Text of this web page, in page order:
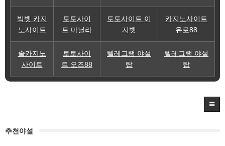
빅벳 카지
노사이트
토토사이
트 마닐라
토토사이트 이
지벳
카지노사이트
유로88
솔카지노
사이트
토토사이
트 오즈88
텔레그램 야설
탑
텔레그램 야설
탑
추천야설